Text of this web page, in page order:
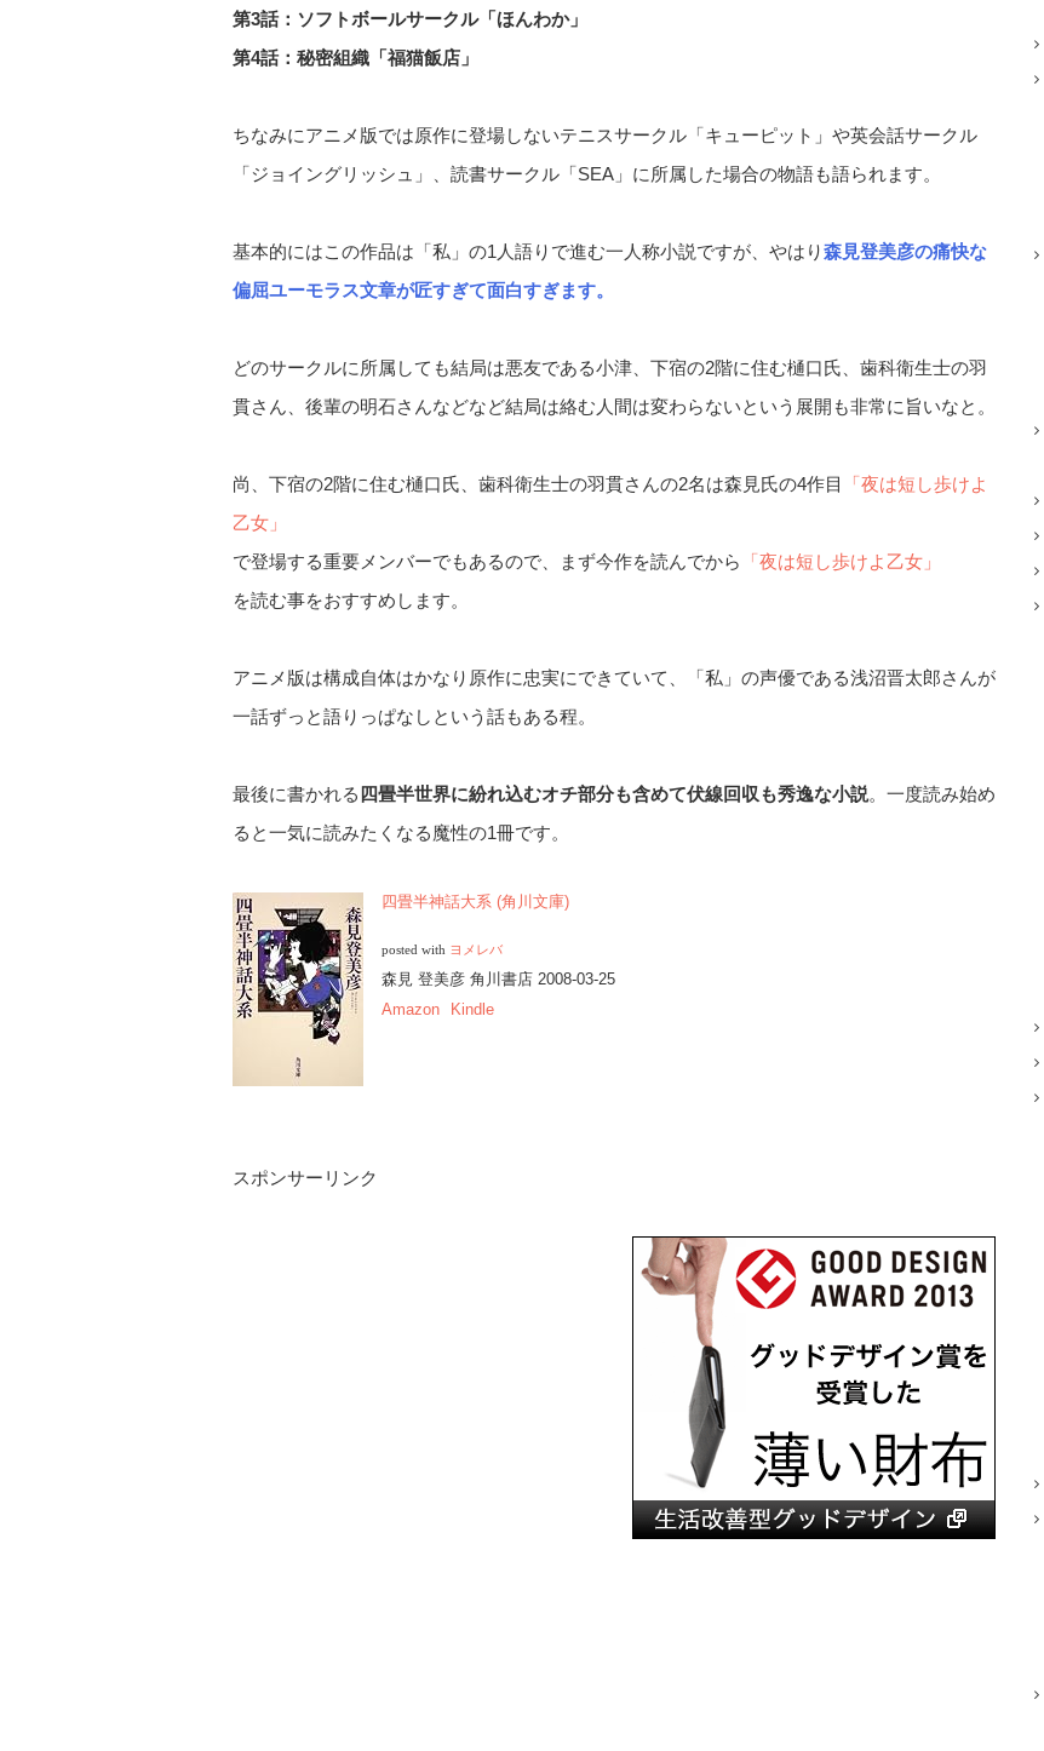
第3話：ソフトボールサークル「ほんわか」
第4話：秘密組織「福猫飯店」
ちなみにアニメ版では原作に登場しないテニスサークル「キューピット」や英会話サークル
「ジョイングリッシュ」、読書サークル「SEA」に所属した場合の物語も語られます。
基本的にはこの作品は「私」の1人語りで進む一人称小説ですが、やはり森見登美彦の痛快な
偏屈ユーモラス文章が匠すぎて面白すぎます。
どのサークルに所属しても結局は悪友である小津、下宿の2階に住む樋口氏、歯科衛生士の羽
貫さん、後輩の明石さんなどなど結局は絡む人間は変わらないという展開も非常に旨いなと。
尚、下宿の2階に住む樋口氏、歯科衛生士の羽貫さんの2名は森見氏の4作目
「夜は短し歩けよ
乙女」
で登場する重要メンバーでもあるので、まず今作を読んでから
「夜は短し歩けよ乙女」
を読む事をおすすめします。
アニメ版は構成自体はかなり原作に忠実にできていて、「私」の声優である浅沼晋太郎さんが
一話ずっと語りっぱなしという話もある程。
最後に書かれる 四畳半世界に紛れ込むオチ部分も含めて伏線回収も秀逸な小説。一度読み始め
ると一気に読みたくなる魔性の1冊です。
四畳半神話大系 (角川文庫)
posted with ヨメレバ
森見 登美彦 角川書店 2008-03-25
Amazon
Kindle
スポンサーリンク